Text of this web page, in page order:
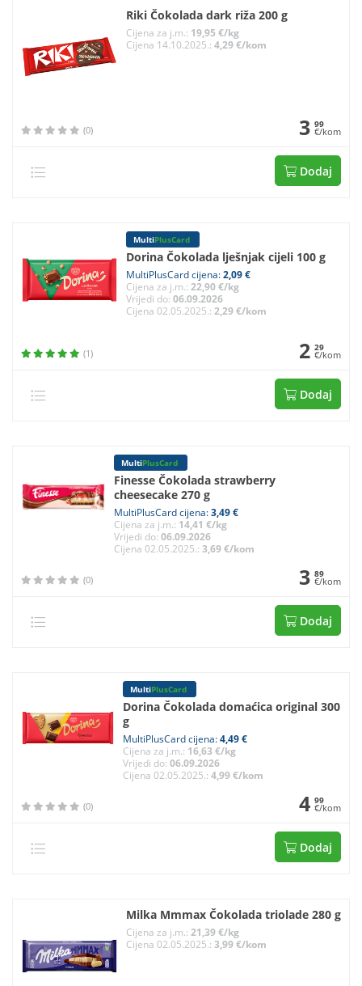
Riki Čokolada dark riža 200 g
Cijena za j.m.: 19,95 €/kg
Cijena 14.10.2025.: 4,29 €/kom
(0) 3 99
€/kom
Dodaj
MultiPlusCard
Dorina Čokolada lješnjak cijeli 100 g
MultiPlusCard cijena:2,09 €
Cijena za j.m.: 22,90 €/kg
Vrijedi do: 06.09.2026
Cijena 02.05.2025.: 2,29 €/kom
(1) 2 29
€/kom
Dodaj
MultiPlusCard
Finesse Čokolada strawberry
cheesecake 270 g
MultiPlusCard cijena:3,49 €
Cijena za j.m.: 14,41 €/kg
Vrijedi do: 06.09.2026
Cijena 02.05.2025.: 3,69 €/kom
(0) 3 89
€/kom
Dodaj
MultiPlusCard
Dorina Čokolada domaćica original 300
g
MultiPlusCard cijena:4,49 €
Cijena za j.m.: 16,63 €/kg
Vrijedi do: 06.09.2026
Cijena 02.05.2025.: 4,99 €/kom
(0) 4 99
€/kom
Dodaj
Milka Mmmax Čokolada triolade 280 g
Cijena za j.m.: 21,39 €/kg
Cijena 02.05.2025.: 3,99 €/kom